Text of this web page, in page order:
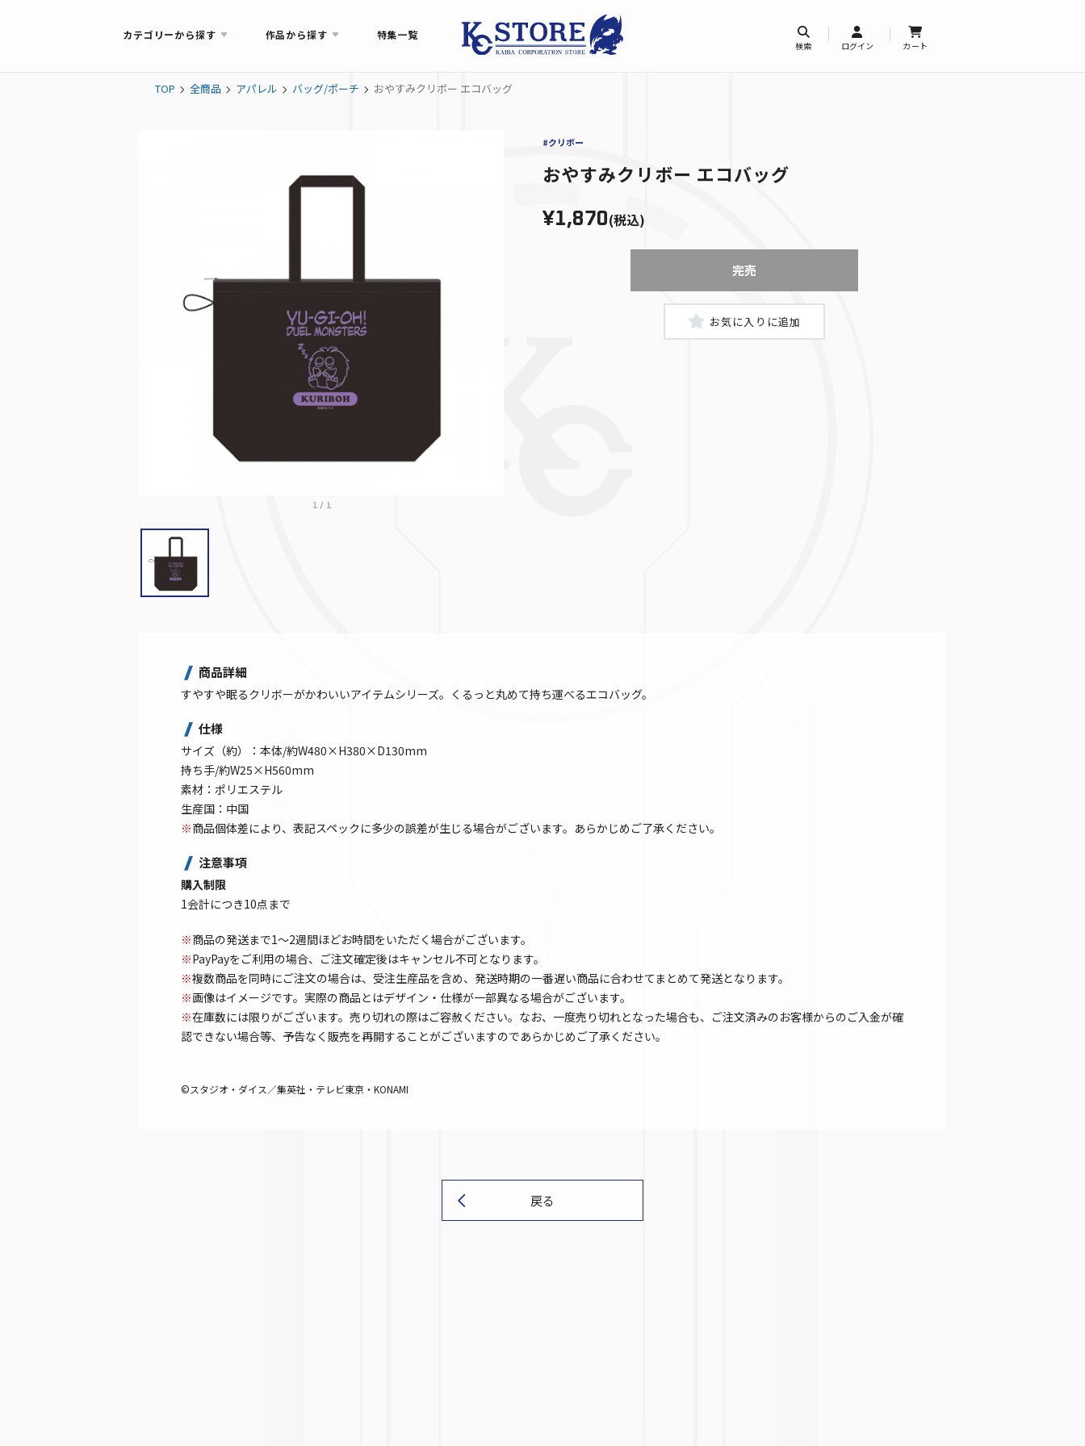
カテゴリーから探す 作品から探す 特集一覧
検索 ログイン カート
TOP 全商品 アパレル バッグ/ポーチ おやすみクリボー エコバッグ
1/ 1
#クリボー
おやすみクリボー エコバッグ
¥1,870(税込)
完売
商品詳細
すやすや眠るクリボーがかわいいアイテムシリーズ。くるっと丸めて持ち運べるエコバッグ。
仕様
サイズ（約）：本体/約W480×H380×D130mm
持ち手/約W25×H560mm
素材：ポリエステル
生産国：中国
※商品個体差により、表記スペックに多少の誤差が生じる場合がございます。あらかじめご了承ください。
注意事項
購入制限
1会計につき10点まで
※商品の発送まで1～2週間ほどお時間をいただく場合がございます。
※PayPayをご利用の場合、ご注文確定後はキャンセル不可となります。
※複数商品を同時にご注文の場合は、受注生産品を含め、発送時期の一番遅い商品に合わせてまとめて発送となります。
※画像はイメージです。実際の商品とはデザイン・仕様が一部異なる場合がございます。
※在庫数には限りがございます。売り切れの際はご容赦ください。なお、一度売り切れとなった場合も、ご注文済みのお客様からのご入金が確
認できない場合等、予告なく販売を再開することがございますのであらかじめご了承ください。
©スタジオ・ダイス／集英社・テレビ東京・KONAMI
戻る